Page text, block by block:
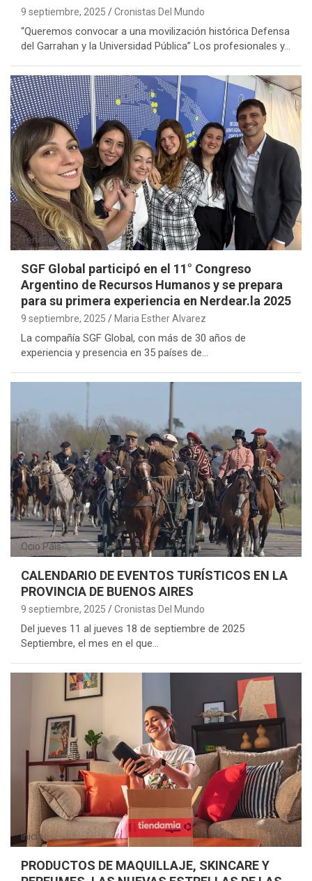
9 septiembre, 2025 Cronistas Del Mundo
“Queremos convocar a una movilización histórica Defensa
del Garrahan y la Universidad Pública” Los profesionales y…
Tendencias
SGF Global participó en el 11° Congreso
Argentino de Recursos Humanos y se prepara
para su primera experiencia en Nerdear.la 2025
9 septiembre, 2025 Maria Esther Alvarez
La compañía SGF Global, con más de 30 años de
experiencia y presencia en 35 países de…
Ocio País
CALENDARIO DE EVENTOS TURÍSTICOS EN LA
PROVINCIA DE BUENOS AIRES
9 septiembre, 2025 Cronistas Del Mundo
Del jueves 11 al jueves 18 de septiembre de 2025
Septiembre, el mes en el que…
Inicio
PRODUCTOS DE MAQUILLAJE, SKINCARE Y